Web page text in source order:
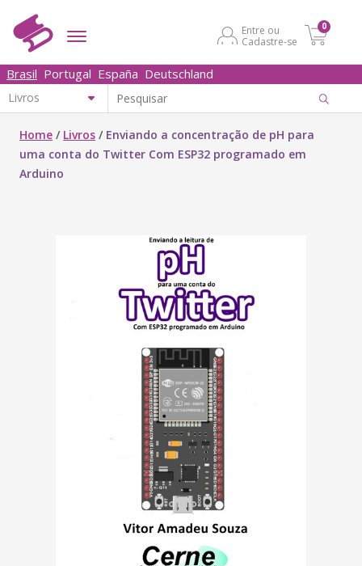
Entre ou
Cadastre-se
0
Brasil Portugal España Deutschland
Home / Livros / Enviando a concentração de pH para
uma conta do Twitter Com ESP32 programado em
Arduino